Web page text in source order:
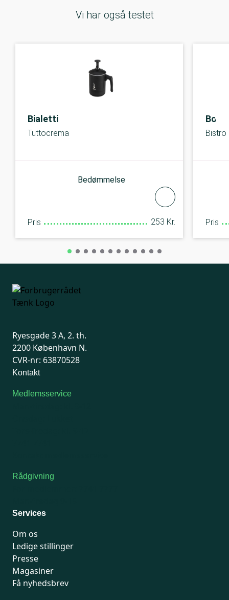
Vi har også testet
Bialetti
Tuttocrema
Bedømmelse
Pris 253 Kr.
Bistro
Pris
Ryesgade 3 A, 2. th.
2200 København N.
CVR-nr: 63870528
Kontakt
Medlemsservice
Rådgivning
Services
Om os
Ledige stillinger
Presse
Magasiner
Få nyhedsbrev